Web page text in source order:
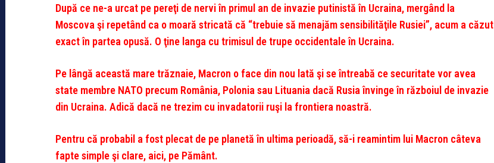
După ce ne-a urcat pe pereţi de nervi în primul an de invazie putinistă în Ucraina, mergând la
Moscova şi repetând ca o moară stricată că “trebuie să menajăm sensibilităţile Rusiei”, acum a căzut
exact în partea opusă. O ţine langa cu trimisul de trupe occidentale în Ucraina.
Pe lângă această mare trăznaie, Macron o face din nou lată şi se întreabă ce securitate vor avea
state membre NATO precum România, Polonia sau Lituania dacă Rusia învinge în războiul de invazie
din Ucraina. Adică dacă ne trezim cu invadatorii ruşi la frontiera noastră.
Pentru că probabil a fost plecat de pe planetă în ultima perioadă, să-i reamintim lui Macron câteva
fapte simple şi clare, aici, pe Pământ.